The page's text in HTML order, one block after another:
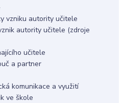
vzniku autority učitele
autority učitele (zdroje
učitele
a partner
komunikace a využití
ve škole